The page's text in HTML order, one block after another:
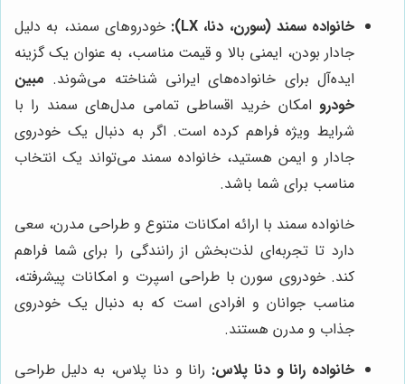
خانواده سمند (سورن، دنا، LX):
خودروهای سمند، به دلیل
جادار بودن، ایمنی بالا و قیمت مناسب، به عنوان یک گزینه
ایده‌آل برای خانواده‌های ایرانی شناخته می‌شوند. مبین
خودرو امکان خرید اقساطی تمامی مدل‌های سمند را با
شرایط ویژه فراهم کرده است. اگر به دنبال یک خودروی
جادار و ایمن هستید، خانواده سمند می‌تواند یک انتخاب
مناسب برای شما باشد.
خانواده سمند با ارائه امکانات متنوع و طراحی مدرن، سعی
دارد تا تجربه‌ای لذت‌بخش از رانندگی را برای شما فراهم
کند. خودروی سورن با طراحی اسپرت و امکانات پیشرفته،
مناسب جوانان و افرادی است که به دنبال یک خودروی
جذاب و مدرن هستند.
خانواده رانا و دنا پلاس: رانا و دنا پلاس، به دلیل طراحی